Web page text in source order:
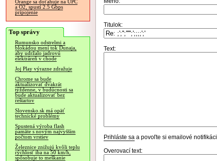
Orange sa doťahuje na UPC
a O2, spustí 2.5 Gbps
pripojenie
Top správy
Rumunsko odstrelmi a
blokádou mení tok Dunaja,
aby udržalo jadrovú
elektráreň v chode
Joj Play výrazne zdražuje
Chrome sa bude
aktualizovať dvakrát
týždenne, v budúcnosti sa
bude aktualizovať bez
reštartov
Slovensko.sk má opäť
technické problémy
Spustená výroba flash
pamäte s novým najvyšším
počtom vrstiev
Železnice znižujú kvôli teplu
rýchlosť iba na 50 km/h,
spôsobuje to meškanie
Titulok:
Text:
Prihláste sa a povoľte si emailové
Overovací text: